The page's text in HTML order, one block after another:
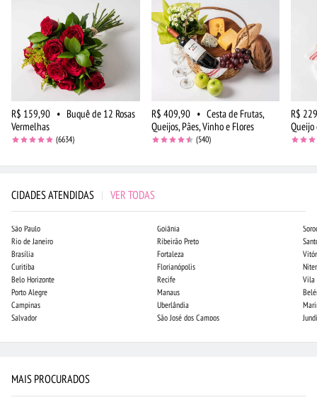
R$ 159,90 • Buquê de 12 Rosas
Vermelhas
(6634)
R$ 409,90 • Cesta de Frutas,
Queijos, Pães, Vinho e Flores
(540)
R$
CIDADES ATENDIDAS | VER TODAS
São Paulo
Rio de Janeiro
Brasília
Curitiba
Belo Horizonte
Porto Alegre
Campinas
Salvador
Goiânia
Ribeirão Preto
Fortaleza
Florianópolis
Recife
Manaus
Uberlândia
São José dos Campos
Vila
MAIS PROCURADOS